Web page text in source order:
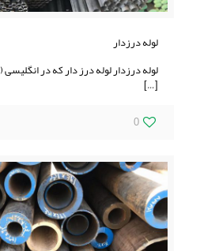
لوله درزدار
لوله درزدار لوله درز دار که در انگلیسی (WELDED PIPE) می باشد
[…]
0